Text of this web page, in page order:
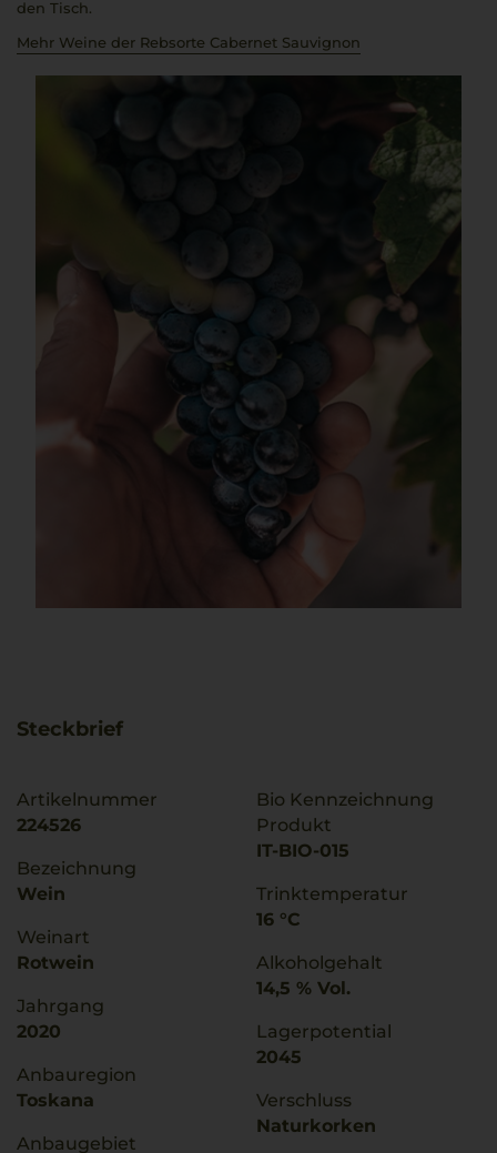
den Tisch.
Mehr Weine der Rebsorte Cabernet Sauvignon
Steckbrief
Artikelnummer
224526
Bezeichnung
Wein
Weinart
Rotwein
Jahrgang
2020
Anbauregion
Toskana
Anbaugebiet
Bio Kennzeichnung
Produkt
IT-BIO-015
Trinktemperatur
16 °C
Alkoholgehalt
14,5 % Vol.
Lagerpotential
2045
Verschluss
Naturkorken